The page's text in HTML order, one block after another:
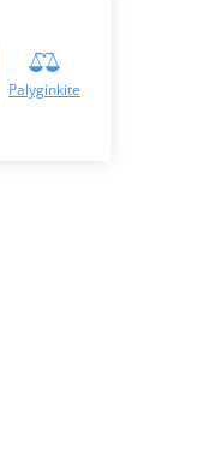
Palyginkite